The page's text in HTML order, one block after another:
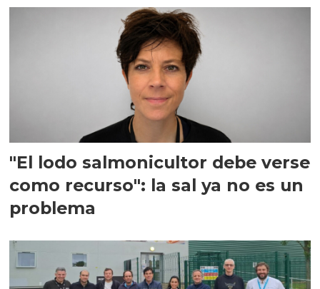
"El lodo salmonicultor debe verse
como recurso": la sal ya no es un
problema